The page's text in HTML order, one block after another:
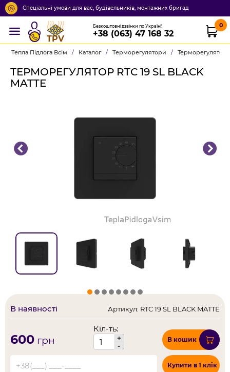
Спеціальні умови для вас, будівельників, монтажних бригад
TPV
Безкоштовні дзвінки по Україні!
+38 (063) 47 168 32
0
Тепла Підлога Всім / Каталог / Терморегулятори / Терморегулятор
ТЕРМОРЕГУЛЯТОР RTC 19 SL BLACK
MATTE
В наявності Артикул: RTC 19 SL BLACK MATTE
600 грн
Кіл-ть:
+
-
В кошик
Купити в 1 клік